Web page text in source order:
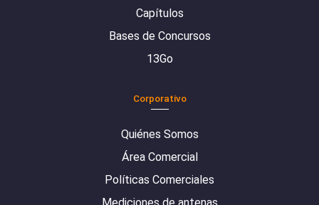
Capítulos
Bases de Concursos
13Go
Corporativo
Quiénes Somos
Área Comercial
Políticas Comerciales
Mediciones de antenas